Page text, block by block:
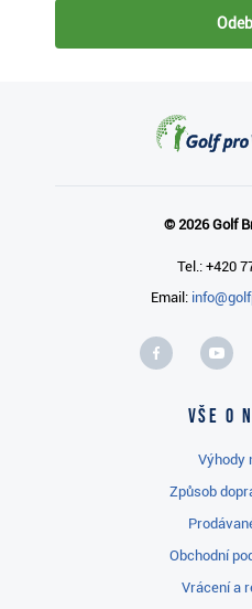
© 2026 Golf
Tel.: +420
Email:
Vše o
Výhody
Způsob
Obchodní
Vrácení a